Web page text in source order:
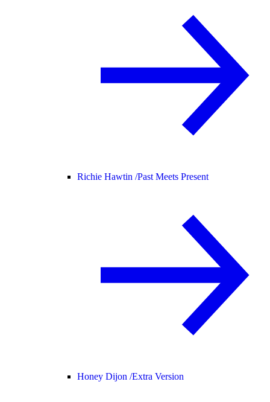
Richie Hawtin /Past Meets Present
Honey Dijon /Extra Version